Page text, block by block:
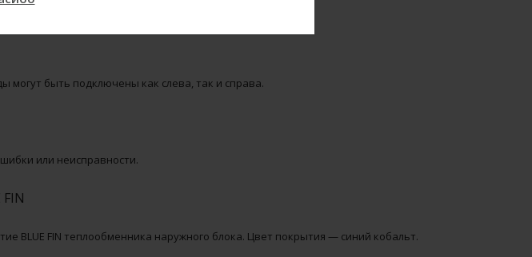
рабочей зоны.
быть подключены как слева, так и справа.
или неисправности.
BLUE FIN теплообменника наружного блока. Цвет покрытия — синий кобальт.